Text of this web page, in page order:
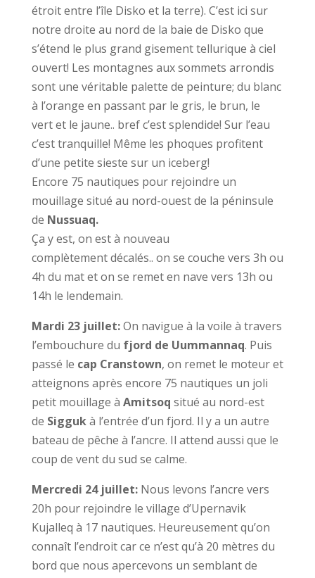
étroit entre l’île Disko et la terre). C’est ici sur
notre droite au nord de la baie de Disko que
s’étend le plus grand gisement tellurique à ciel
ouvert! Les montagnes aux sommets arrondis
sont une véritable palette de peinture; du blanc
à l’orange en passant par le gris, le brun, le
vert et le jaune.. bref c’est splendide! Sur l’eau
c’est tranquille! Même les phoques profitent
d’une petite sieste sur un iceberg!
Encore 75 nautiques pour rejoindre un
mouillage situé au nord-ouest de la péninsule
de Nussuaq.
Ça y est, on est à nouveau
complètement décalés.. on se couche vers 3h ou
4h du mat et on se remet en nave vers 13h ou
14h le lendemain.
Mardi 23 juillet:On navigue à la voile à travers
l’embouchure du fjord de Uummannaq. Puis
passé le cap Cranstown, on remet le moteur et
atteignons après encore 75 nautiques un joli
petit mouillage à Amitsoq situé au nord-est
de Siggukà l’entrée d’un fjord. Il y a un autre
bateau de pêche à l’ancre. Il attend aussi que le
coup de vent du sud se calme.
Mercredi 24 juillet: Nous levons l’ancre vers
20h pour rejoindre le village d’Upernavik
Kujalleq à 17 nautiques. Heureusement qu’on
connaît l’endroit car ce n’est qu’à 20 mètres du
bord que nous apercevons un semblant de